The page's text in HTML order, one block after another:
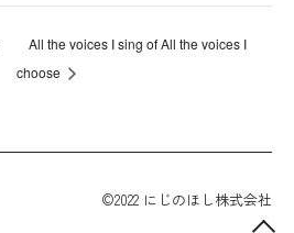
All the voices I sing of All the voices I
choose
©2022 にじのほし株式会社